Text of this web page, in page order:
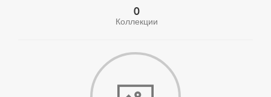
0
Коллекции